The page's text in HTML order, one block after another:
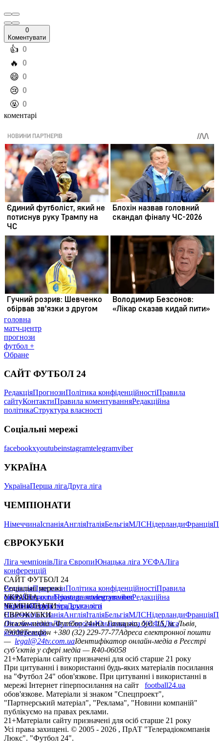
0
Коментувати
️👍 0
️🔥 0
️😄 0
️😢 0
️🤬 0
коментарі
головна
матч-центр
прогнози
футбол +
Обране
САЙТ ФУТБОЛ 24
РедакціяПрогнозиПолітика конфіденційностіПравила
сайтуКонтактиПравила коментуванняРедакційна
політикаСтруктура власності
Соціальні мережі
facebookxyoutubeinstagramtelegramviber
УКРАЇНА
УкраїнаПерша лігаДруга ліга
ЧЕМПІОНАТИ
НімеччинаІспаніяАнгліяІталіяБельгіяМЛСНідерландиФранція
ЄВРОКУБКИ
Ліга чемпіонівЛіга ЄвропиЮнацька ліга УЄФАЛіга
конференцій
САЙТ ФУТБОЛ 24
РедакціяПрогнозиПолітика конфіденційностіПравила
сайтуКонтактиПравила коментуванняРедакційна
політикаСтруктура власності
Соціальні мережі
facebookxyoutubeinstagramtelegramviber
УКРАЇНА
УкраїнаПерша лігаДруга ліга
ЧЕМПІОНАТИ
НімеччинаІспаніяАнгліяІталіяБельгіяМЛСНідерландиФранція
ЄВРОКУБКИ
Ліга чемпіонівЛіга ЄвропиЮнацька ліга УЄФАЛіга
конференцій
Онлайн-медіа «Футбол 24»пл. Галицька, буд. 15, м. Львів,
79008Телефон +380 (32) 229-77-77Адреса електронної пошти
— legal@24tv.com.uaІдентифікатор онлайн-медіа в Реєстрі
суб’єктів у сфері медіа — R40-06058
21+Матеріали сайту призначені для осіб старше 21 року
При цитуванні і використанні будь-яких матеріалів посилання
на "Футбол 24" обов'язкове. При цитуванні і використанні в
мережі Інтернет гіперпосилання на сайт
football24.ua
обов'язкове. Матеріали зі знаком "Спецпроект",
"Партнерський матеріал", "Реклама", "Новини компаній"
публікуємо на правах реклами.
21+Матеріали сайту призначені для осіб старше 21 року
Усi права захищенi. © 2005 - 2026 , ПрАТ "Телерадіокомпанія
Люкс". "Футбол 24".